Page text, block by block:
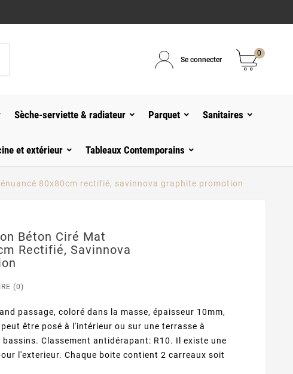
Se connecter
0
Sèche-serviette & radiateur Parquet Sanitaires
et extérieur Tableaux Contemporains
80x80cm rectifié, savinnova graphite promotion
Béton Ciré Mat
Rectifié, Savinnova
(0)
passage, coloré dans la masse, épaisseur 10mm,
être posé à l'intérieur ou sur une terrasse à
bassins. Classement antidérapant: R10. Il existe une
l'exterieur. Chaque boite contient 2 carreaux soit